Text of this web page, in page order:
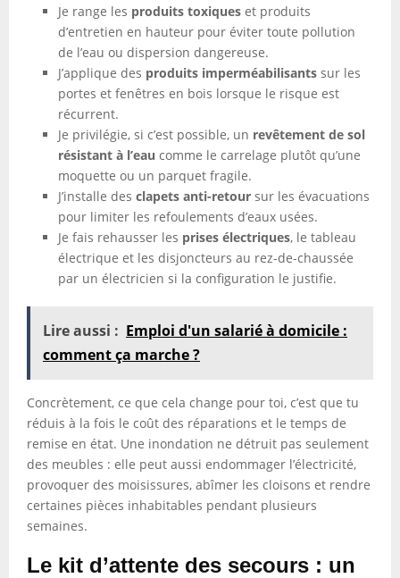
Je range les produits toxiques et produits
d’entretien en hauteur pour éviter toute pollution
de l’eau ou dispersion dangereuse.
J’applique des produits imperméabilisants sur les
portes et fenêtres en bois lorsque le risque est
récurrent.
Je privilégie, si c’est possible, un revêtement de sol
résistant à l’eau comme le carrelage plutôt qu’une
moquette ou un parquet fragile.
J’installe des clapets anti-retour sur les évacuations
pour limiter les refoulements d’eaux usées.
Je fais rehausser les prises électriques, le tableau
électrique et les disjoncteurs au rez-de-chaussée
par un électricien si la configuration le justifie.
Lire aussi : Emploi d'un salarié à domicile :
comment ça marche ?
Concrètement, ce que cela change pour toi, c’est que tu
réduis à la fois le coût des réparations et le temps de
remise en état. Une inondation ne détruit pas seulement
des meubles : elle peut aussi endommager l’électricité,
provoquer des moisissures, abîmer les cloisons et rendre
certaines pièces inhabitables pendant plusieurs
semaines.
Le kit d’attente des secours : un